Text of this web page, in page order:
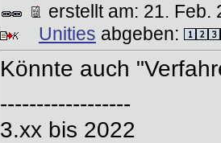
erstellt am: 21.
Unities abgeben:
Könnte auch
------------------
3.xx bis 2022